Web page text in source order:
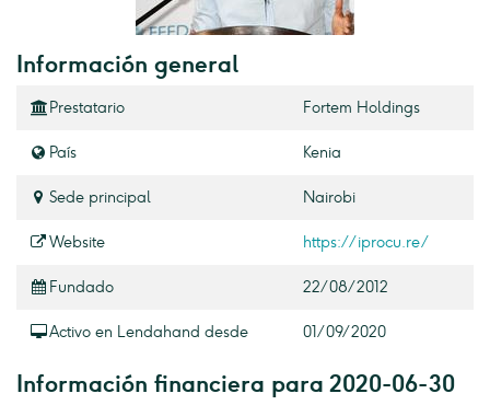
Información general
Prestatario Fortem Holdings
País Kenia
Sede principal Nairobi
Website https://iprocu.re/
Fundado 22/08/2012
Activo en Lendahand desde 01/09/2020
Información financiera para 2020-06-30